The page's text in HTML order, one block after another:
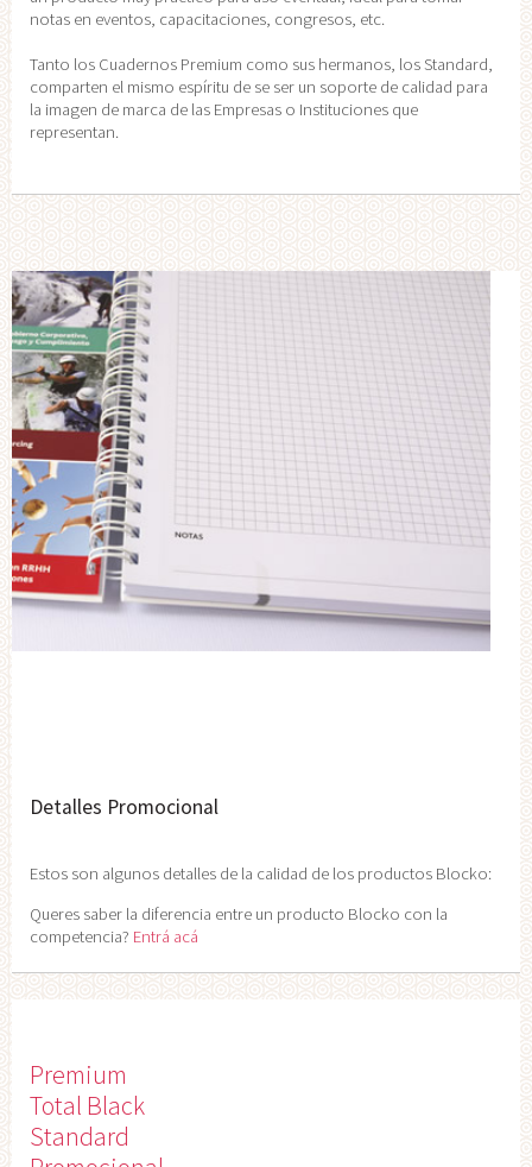
notas en eventos, capacitaciones, congresos, etc.
Tanto los Cuadernos Premium como sus hermanos, los Standard,
comparten el mismo espíritu de se ser un soporte de calidad para
la imagen de marca de las Empresas o Instituciones que
representan.
Detalles Promocional
Estos son algunos detalles de la calidad de los productos Blocko:
Queres saber la diferencia entre un producto Blocko con la
competencia? Entrá acá
Premium
Total Black
Standard